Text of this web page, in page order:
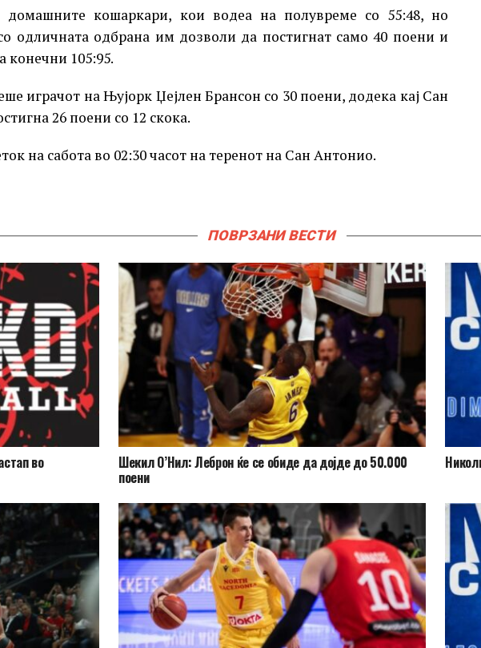
кошаркари, кои водеа на полувреме со 55:48, но
одличната одбрана им дозволи да постигнат само 40 поени и
конечни 105:95.
играчот на Њујорк Џејлен Брансон со 30 поени, додека кај Сан
26 поени со 12 скока.
на сабота во 02:30 часот на теренот на Сан Антонио.
ПОВРЗАНИ ВЕСТИ
во Шекил О’Нил: Леброн ќе се обиде да дојде до 50.000
поени